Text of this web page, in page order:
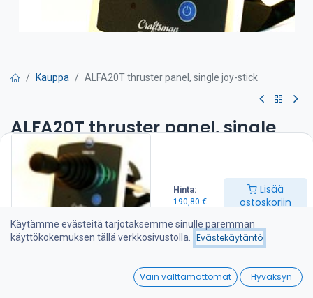
Hinta:
190,80 €
Lisää
ostoskoriin
Wishlist
Kauppa ALFA20T thruster panel, single joy-stick
ALFA20T thruster panel, single
joy-stick
Alfa 20 paneli yhdellä joystickilla
-sisältää vaihtoviiveyksikön
-automaattinen poiskytkennän säätö
j-atkuvan käytön suojaus
Käytämme evästeitä tarjotaksemme sinulle paremman
käyttökokemuksen tällä verkkosivustolla.
Evästekäytäntö
Vain välttämättömät Hyväksyn